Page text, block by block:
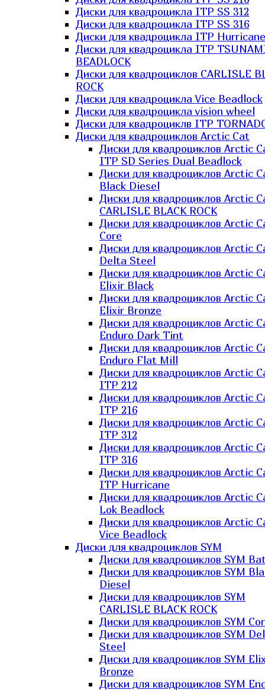
Диски для квадроцикла ITP SS 312
Диски для квадроцикла ITP SS 316
Диски для квадроцикла ITP Hurricane
Диски для квадроцикла ITP
BEADLOCK
Диски для квадроциклов CARLISLE
ROCK
Диски для квадроцикла Vice Beadlock
Диски для квадроцикла vision wheel
Диски для квадроциклв ITP
Диски для квадроциклов Arctic Cat
Диски для квадроциклов Arctic
ITP SD Series Dual Beadlock
Диски для квадроциклов Arctic
Black Diesel
Диски для квадроциклов Arctic
CARLISLE BLACK ROCK
Диски для квадроциклов Arctic
Core
Диски для квадроциклов Arctic
Delta Steel
Диски для квадроциклов Arctic
Elixir Black
Диски для квадроциклов Arctic
Elixir Bronze
Диски для квадроциклов Arctic
Enduro Dark Tint
Диски для квадроциклов Arctic
Enduro Flat Mill
Диски для квадроциклов Arctic
ITP 212
Диски для квадроциклов Arctic
ITP 216
Диски для квадроциклов Arctic
ITP 312
Диски для квадроциклов Arctic
ITP 316
Диски для квадроциклов Arctic
ITP Hurricane
Диски для квадроциклов Arctic
Lok Beadlock
Диски для квадроциклов Arctic
Vice Beadlock
Диски для квадроциклов SYM
Диски для квадроциклов SYM
Диски для квадроциклов SYM
Diesel
Диски для квадроциклов SYM
CARLISLE BLACK ROCK
Диски для квадроциклов SYM
Диски для квадроциклов SYM
Steel
Диски для квадроциклов SYM
Bronze
Диски для квадроциклов SYM